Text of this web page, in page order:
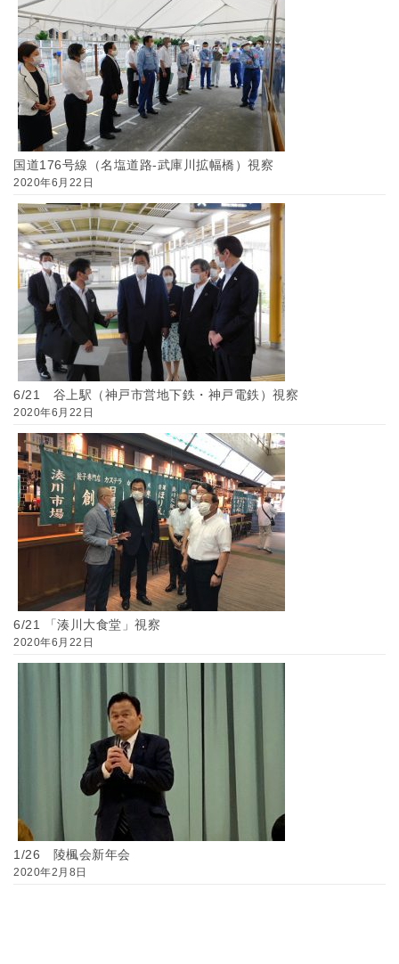
国道176号線（名塩道路-武庫川拡幅橋）視察
2020年6月22日
6/21 谷上駅（神戸市営地下鉄・神戸電鉄）視察
2020年6月22日
6/21 「湊川大食堂」視察
2020年6月22日
1/26 陵楓会新年会
2020年2月8日